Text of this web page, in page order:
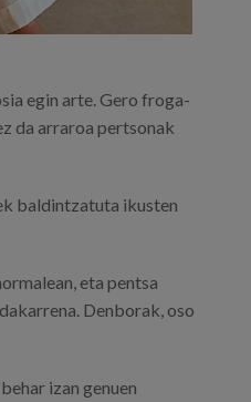
egin arte. Gero froga-
da arraroa pertsonak
baldintzatuta ikusten
eta pentsa
Denborak, oso
izan genuen